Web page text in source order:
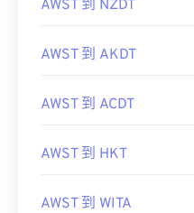
AWST 到 NZDT
AWST 到 AKDT
AWST 到 ACDT
AWST 到 HKT
AWST 到 WITA